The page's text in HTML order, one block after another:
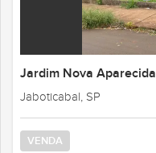
Jardim Nova Aparecida
Jaboticabal, SP
VENDA